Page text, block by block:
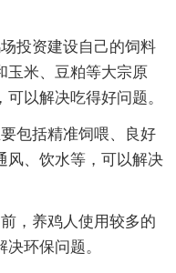
投资建设自己的饲料
玉米、豆粕等大宗原
以解决吃得好问题。
包括精准饲喂、良好
风、饮水等，可以解决
，养鸡人使用较多的
环保问题。